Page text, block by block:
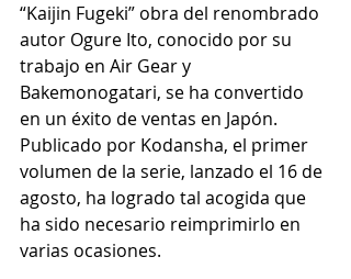
“Kaijin Fugeki” obra del renombrado
autor Ogure Ito, conocido por su
trabajo en Air Gear y
Bakemonogatari, se ha convertido
en un éxito de ventas en Japón.
Publicado por Kodansha, el primer
volumen de la serie, lanzado el 16 de
agosto, ha logrado tal acogida que
ha sido necesario reimprimirlo en
varias ocasiones.